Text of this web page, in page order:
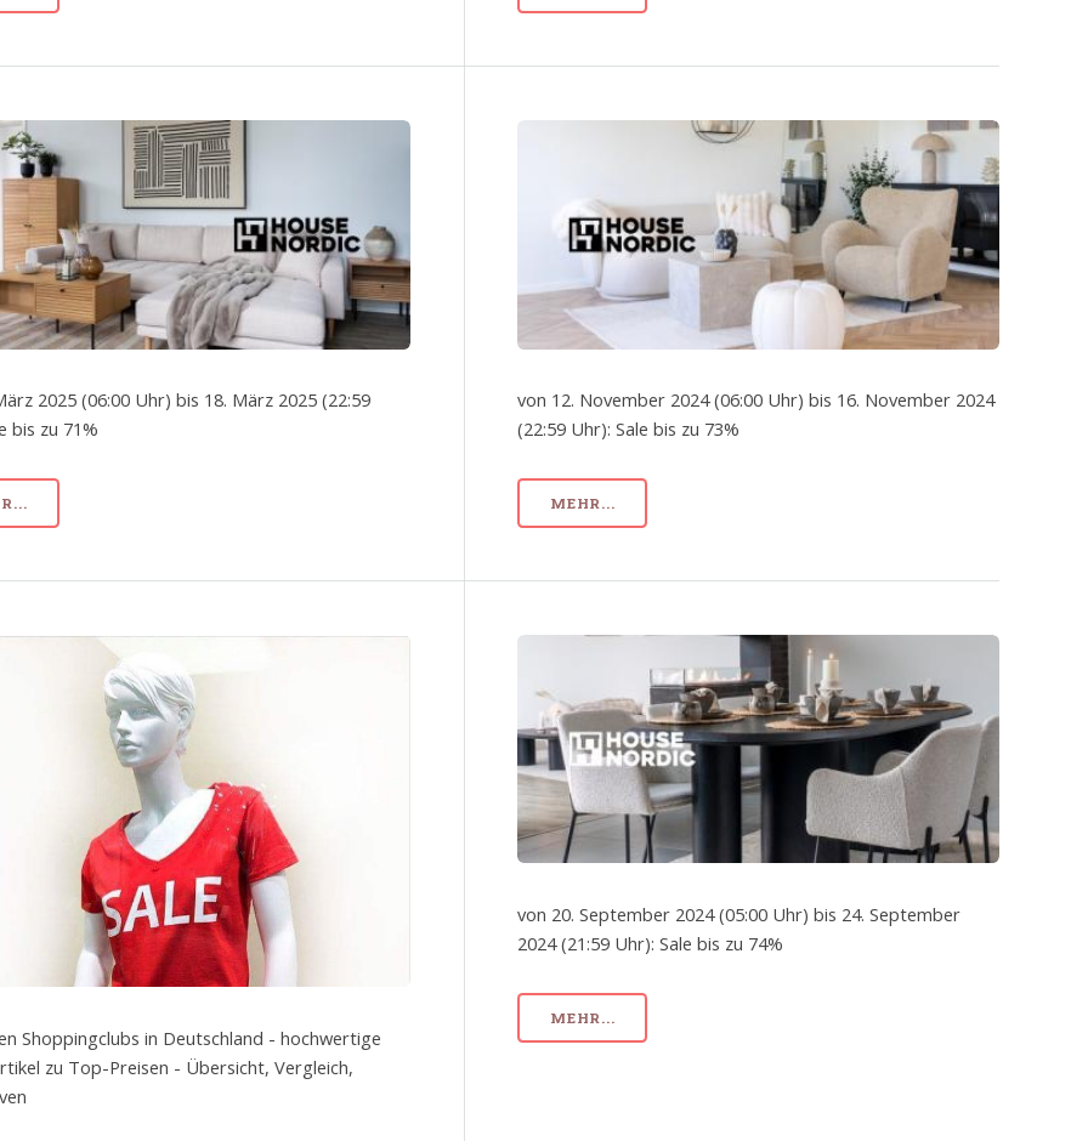
2025 (06:00 Uhr) bis 18. März 2025 (22:59
bis zu 71%
von 12. November 2024 (06:00 Uhr) bis 16. November 2024
(22:59 Uhr): Sale bis zu 73%
MEHR...
Shoppingclubs in Deutschland - hochwertige
zu Top-Preisen - Übersicht, Vergleich,
von 20. September 2024 (05:00 Uhr) bis 24. September
2024 (21:59 Uhr): Sale bis zu 74%
MEHR...